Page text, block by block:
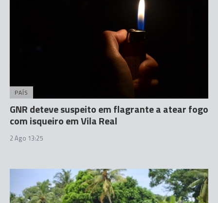
PAÍS
GNR deteve suspeito em flagrante a atear fogo
com isqueiro em Vila Real
2 Ago 13:25